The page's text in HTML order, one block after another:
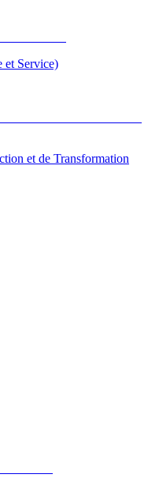
et Service)
et de Transformation